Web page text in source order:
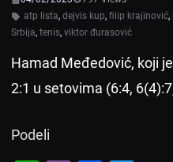
atp lista, dejvis kup, filip krajinović,
Srbija, tenis, viktor đurasović
Hamad Međedović, koji
2:1 u setovima (6:4,
Podeli